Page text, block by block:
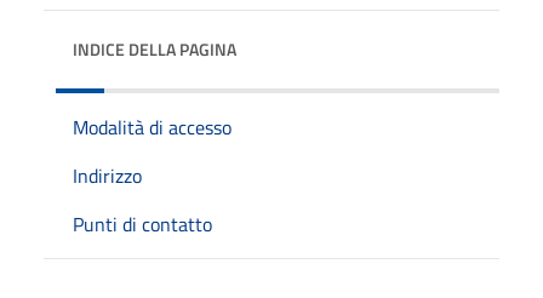
INDICE DELLA PAGINA
Modalità di accesso
Indirizzo
Punti di contatto